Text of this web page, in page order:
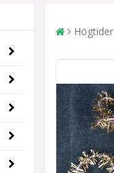
Högtider